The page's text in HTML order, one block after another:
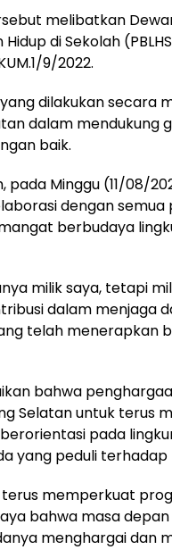
melibatkan
di Sekolah
9/2022.
dilakukan secara
dalam mendukung
baik.
Minggu (11/08/
dengan semua
berbudaya
milik saya, tetapi
dalam menjaga
telah menerapkan
bahwa
Selatan untuk terus
pada
yang peduli
memperkuat
bahwa masa
menghargai dan